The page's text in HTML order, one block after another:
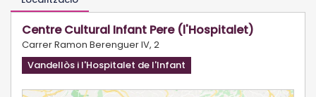
Centre Cultural Infant Pere (l'Hospitalet)
Carrer Ramon Berenguer IV, 2
Vandellòs i l'Hospitalet de l'Infant